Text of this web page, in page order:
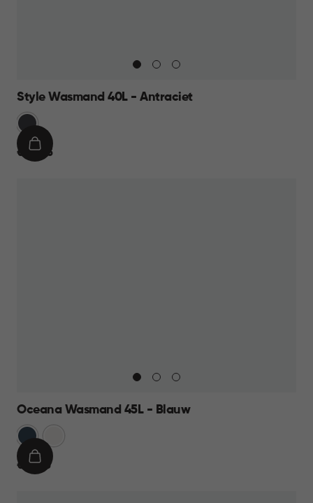
Style Wasmand 40L - Antraciet
Grijs
€
€ 24,95
IN
Oceana Wasmand 45L - Blauw
Blauw
€
€ 12,95
IN